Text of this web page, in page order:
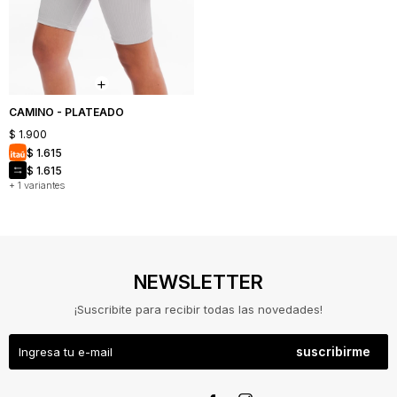
CAMINO - PLATEADO
+ 1 variantes
$ 1.900
$ 1.615
$ 1.615
NEWSLETTER
¡Suscribite para recibir todas las novedades!
suscribirme
NOSOTROS